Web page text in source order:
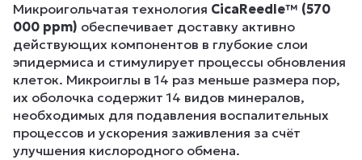
Микроигольчатая технология CicaReedle™ (570
000 ppm) обеспечивает доставку активно
действующих компонентов в глубокие слои
эпидермиса и стимулирует процессы обновления
клеток. Микроиглы в 14 раз меньше размера пор,
их оболочка содержит 14 видов минералов,
необходимых для подавления воспалительных
процессов и ускорения заживления за счёт
улучшения кислородного обмена.